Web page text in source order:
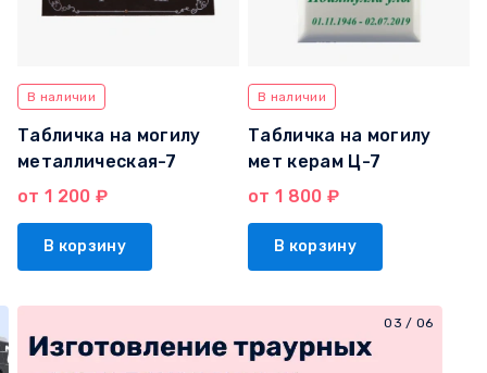
В наличии
Табличка на могилу
металлическая-7
от 1 200 ₽
В корзину
В наличии
Табличка на могилу
мет керам Ц-7
от 1 800 ₽
В корзину
03 / 06